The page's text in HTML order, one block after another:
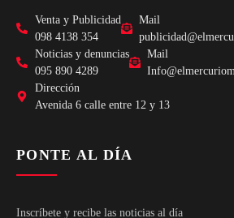
Venta y Publicidad
098 4138 354
Mail
Noticias y denuncias
095 890 4289
Mail
Dirección
Avenida 6 calle entre 12 y 13
PONTE AL DÍA
Inscríbete y recibe las noticias al día